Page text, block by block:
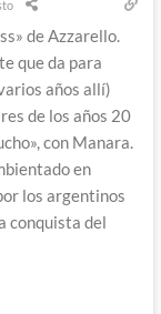
de Azzarello.
que da para
años allí)
de los años 20
con Manara.
en
los argentinos
conquista del